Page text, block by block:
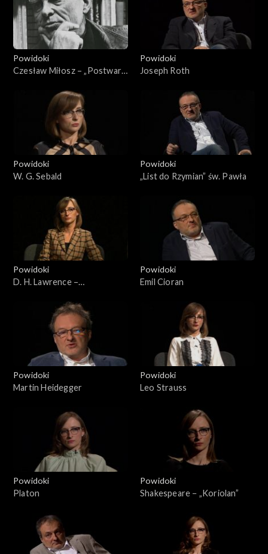
Powidoki
Czesław Miłosz – „Postwar
Powidoki
Joseph Roth
Powidoki
W. G. Sebald
Powidoki
„List do Rzymian” św. Pawła
Powidoki
D. H. Lawrence –
Powidoki
Emil Cioran
Powidoki
Martin Heidegger
Powidoki
Leo Strauss
Powidoki
Platon
Powidoki
Shakespeare − „Koriolan”